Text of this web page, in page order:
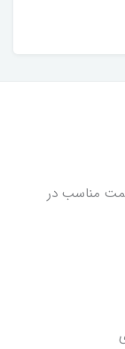
مناسب در